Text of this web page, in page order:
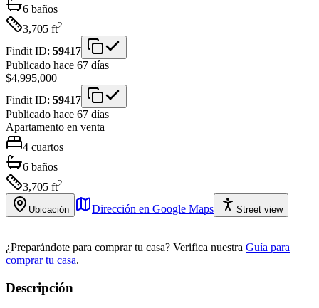
6 baños
3,705 ft2
Findit ID: 59417
Publicado hace 67 días
$4,995,000
Findit ID: 59417
Publicado hace 67 días
Apartamento en venta
4 cuartos
6 baños
3,705 ft2
Ubicación Dirección en Google Maps Street view
¿Preparándote para comprar tu casa? Verifica nuestra Guía para
comprar tu casa.
Descripción